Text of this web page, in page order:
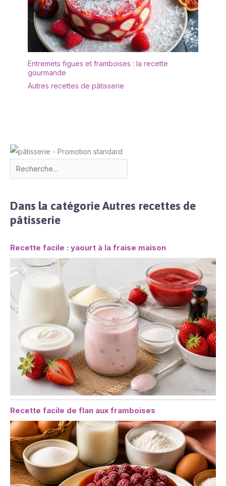
Entremets figues et framboises : la recette
gourmande
Autres recettes de pâtisserie
Dans la catégorie Autres recettes de
pâtisserie
Recette facile : yaourt à la fraise maison
Recette facile de flan aux framboises